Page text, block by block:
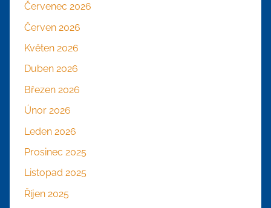
Červenec 2026
Červen 2026
Květen 2026
Duben 2026
Březen 2026
Únor 2026
Leden 2026
Prosinec 2025
Listopad 2025
Říjen 2025